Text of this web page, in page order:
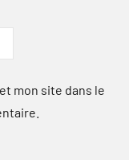
mon site dans le